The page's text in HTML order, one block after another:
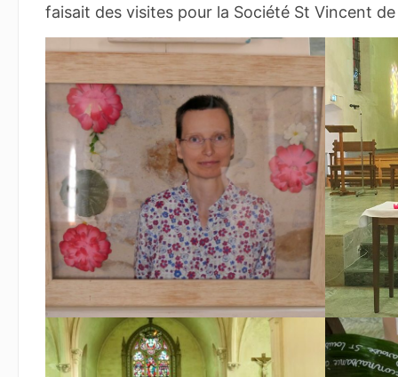
faisait des visites pour la Société St Vincent